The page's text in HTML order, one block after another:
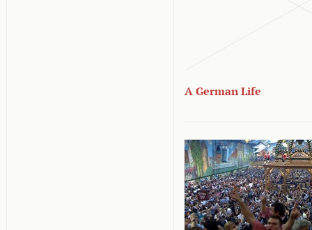
A German Life